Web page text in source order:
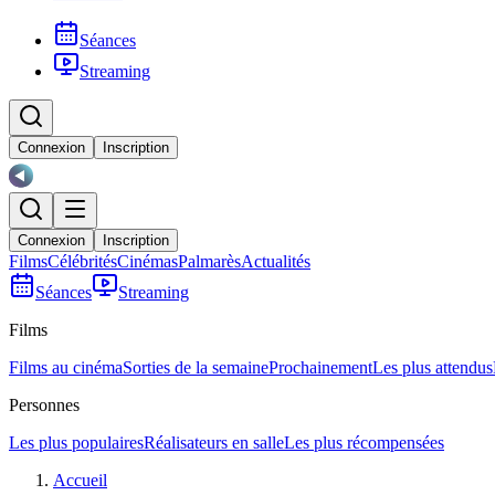
Séances
Streaming
Connexion Inscription
Connexion Inscription
FilmsCélébritésCinémasPalmarèsActualités
Séances
Streaming
Films
Films au cinémaSorties de la semaineProchainementLes plus attendus
Personnes
Les plus populairesRéalisateurs en salleLes plus récompensées
Accueil